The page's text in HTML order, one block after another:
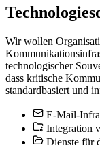
Wir wollen
technologischer
dass kritische
standardbasiert und
E-Mail-
Integration
Dienste für